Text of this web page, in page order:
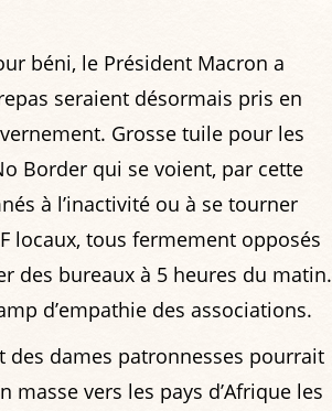
béni, le Président Macron a
seraient désormais pris en
Grosse tuile pour les
Border qui se voient, par cette
à l’inactivité ou à se tourner
locaux, tous fermement opposés
des bureaux à 5 heures du matin.
d’empathie des associations.
des dames patronnesses pourrait
masse vers les pays d’Afrique les